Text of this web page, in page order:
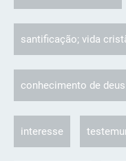
santificação; vida
conhecimento de deus
interesse